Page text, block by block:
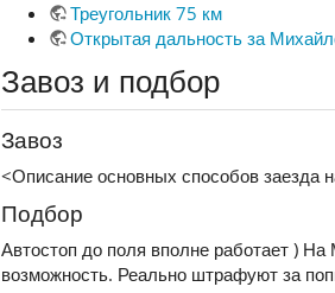
Треугольник 75 км
Открытая дальность за
Завоз и подбор
Завоз
<Описание основных способов заезда
Подбор
Автостоп до поля вполне работает )
возможность. Реально штрафуют за